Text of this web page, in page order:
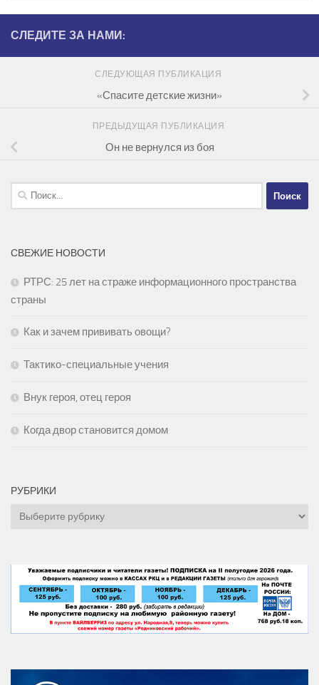
СЛЕДИТЕ ЗА НАМИ:
СЛЕДУЮЩАЯ ПУБЛИКАЦИЯ
«Спасите детские жизни»
ПРЕДЫДУЩАЯ ПУБЛИКАЦИЯ
Он не вернулся из боя
Найти:
СВЕЖИЕ НОВОСТИ
РТРС: 25 лет на страже информационного пространства
страны
Как и зачем прививать овощи?
Тактико-специальные учения
Внук героя, отец героя
Когда двор становится домом
РУБРИКИ
Рубрики